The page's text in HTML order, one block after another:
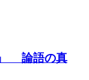
」 論語の真